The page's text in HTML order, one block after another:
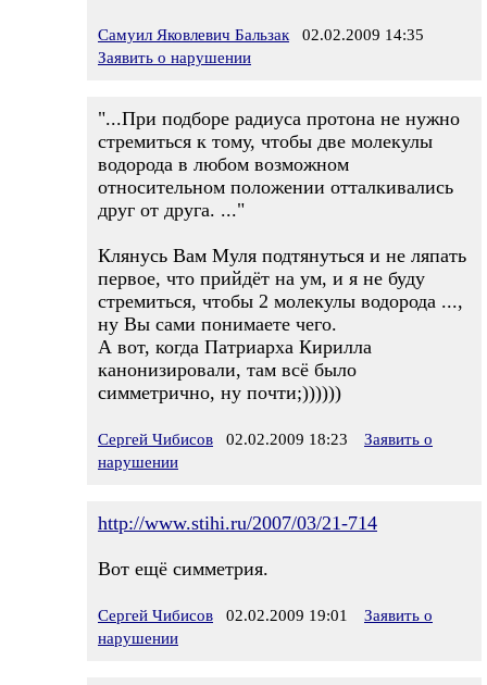
Самуил Яковлевич Бальзак 02.02.2009 14:35
Заявить о нарушении
"...При подборе радиуса протона не нужно
стремиться к тому, чтобы две молекулы
водорода в любом возможном
относительном положении отталкивались
друг от друга. ..."
Клянусь Вам Муля подтянуться и не ляпать
первое, что прийдёт на ум, и я не буду
стремиться, чтобы 2 молекулы водорода ...,
ну Вы сами понимаете чего.
А вот, когда Патриарха Кирилла
канонизировали, там всё было
симметрично, ну почти;))))))
Сергей Чибисов 02.02.2009 18:23
Заявить о
нарушении
http://www.stihi.ru/2007/03/21-714
Вот ещё симметрия.
Сергей Чибисов 02.02.2009 19:01
Заявить о
нарушении